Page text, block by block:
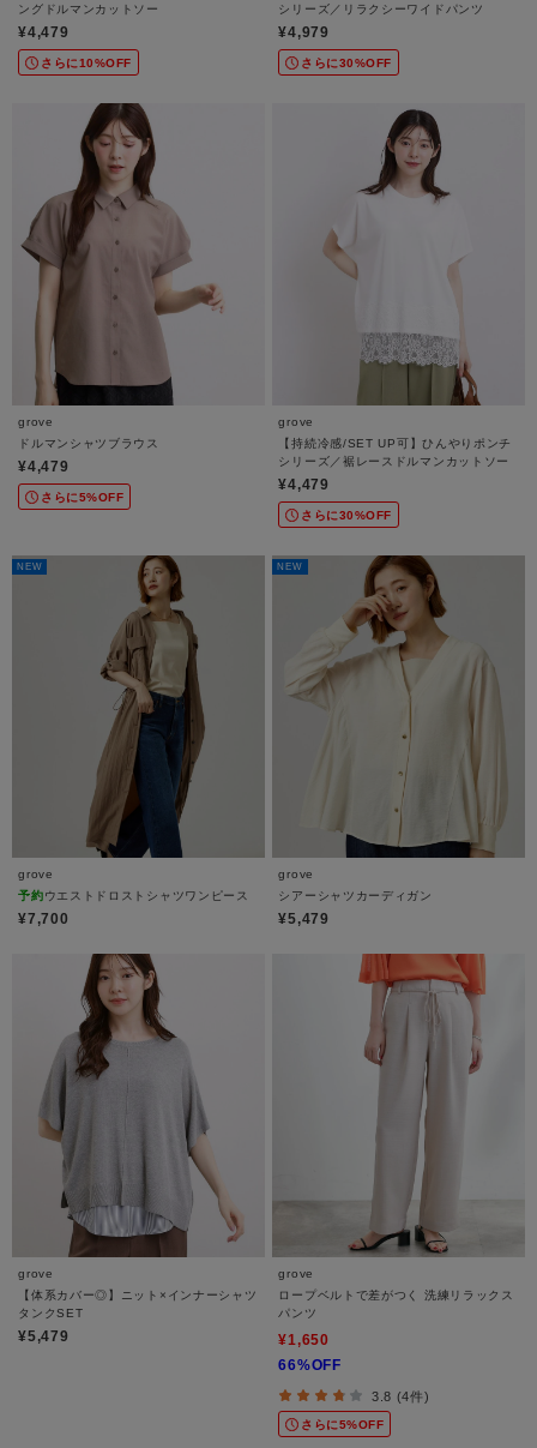
ングドルマンカットソー
¥4,479
さらに10%OFF
シリーズ／リラクシーワイドパンツ
¥4,979
さらに30%OFF
grove
ドルマンシャツブラウス
¥4,479
さらに5%OFF
grove
【持続冷感/SET UP可】ひんやりポンチ
シリーズ／裾レースドルマンカットソー
¥4,479
さらに30%OFF
NEW
grove
予約ウエストドロストシャツワンピース
¥7,700
NEW
grove
シアーシャツカーディガン
¥5,479
grove
【体系カバー◎】ニット×インナーシャツ
タンクSET
¥5,479
grove
ロープベルトで差がつく 洗練リラックス
パンツ
¥1,650
66%OFF
3.8 (4件)
さらに5%OFF